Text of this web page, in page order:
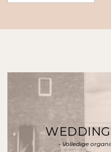
- Volledige